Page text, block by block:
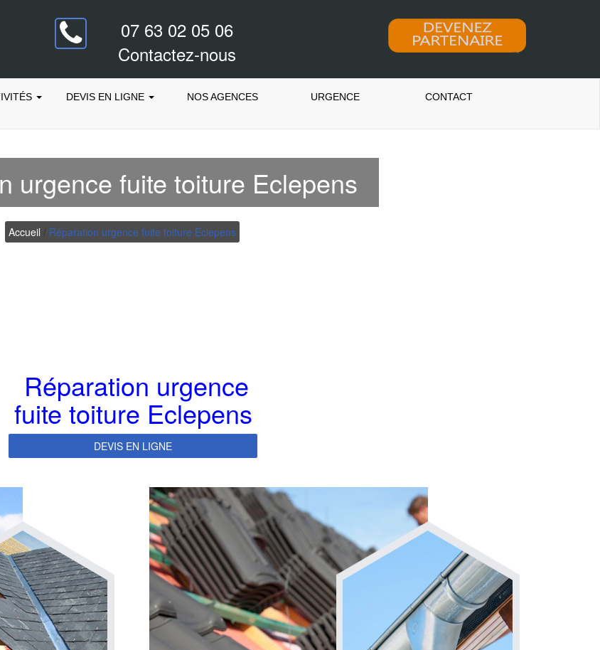
07 63 02 05 06
Contactez-nous
DEVIS EN LIGNE NOS AGENCES URGENCE CONTACT
urgence fuite toiture Eclepens
Accueil Réparation urgence fuite toiture Eclepens
Réparation urgence
fuite toiture Eclepens
DEVIS EN LIGNE